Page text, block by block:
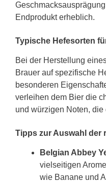
Endprodukt erheblich.
Typische Hefesorten
Bei der Herstellung
Brauer auf spezifische
besonderen
verleihen dem Bier die
und würzigen Noten,
Tipps zur Auswahl der
Belgian Abbey
vielseitigen
wie Banane und